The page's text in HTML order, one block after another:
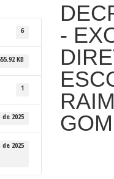
6
KB
1
2025
2025
-